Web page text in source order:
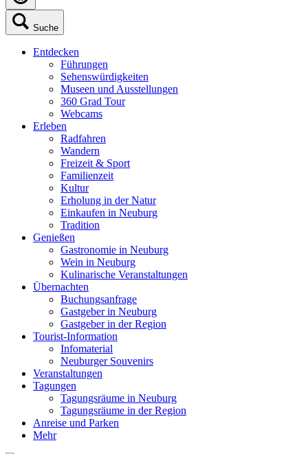
Suche
Entdecken
Führungen
Sehenswürdigkeiten
Museen und Ausstellungen
360 Grad Tour
Webcams
Erleben
Radfahren
Wandern
Freizeit & Sport
Familienzeit
Kultur
Erholung in der Natur
Einkaufen in Neuburg
Tradition
Genießen
Gastronomie in Neuburg
Wein in Neuburg
Kulinarische Veranstaltungen
Übernachten
Buchungsanfrage
Gastgeber in Neuburg
Gastgeber in der Region
Tourist-Information
Infomaterial
Neuburger Souvenirs
Veranstaltungen
Tagungen
Tagungsräume in Neuburg
Tagungsräume in der Region
Anreise und Parken
Mehr